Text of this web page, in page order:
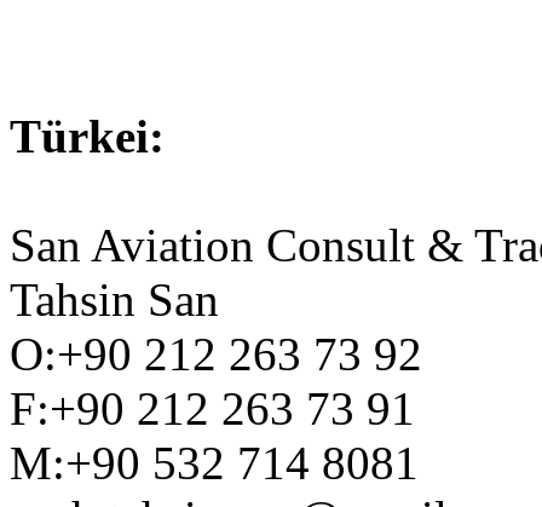
Türkei:
San Aviation Consult &
Tahsin San
O:+90 212 263 73 92
F:+90 212 263 73 91
M:+90 532 714 8081